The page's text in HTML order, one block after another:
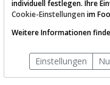
AKTIEN-
Die
TraderFox
individuell festlegen. Ihre
Cookie-Einstellungen im
Weitere Informationen
Einstellungen